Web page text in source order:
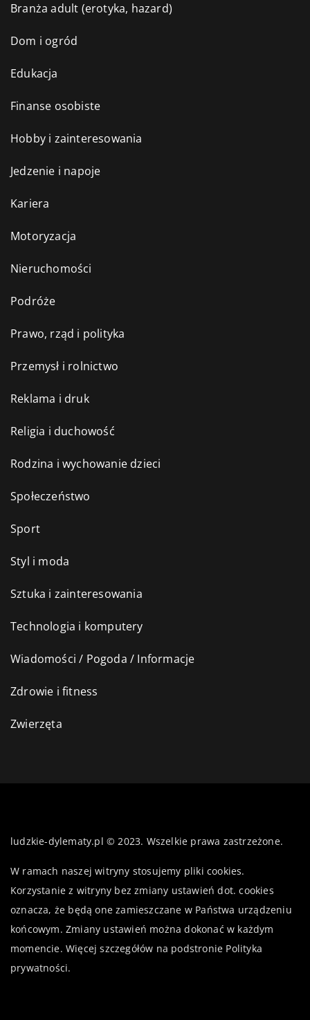
Branża adult (erotyka, hazard)
Dom i ogród
Edukacja
Finanse osobiste
Hobby i zainteresowania
Jedzenie i napoje
Kariera
Motoryzacja
Nieruchomości
Podróże
Prawo, rząd i polityka
Przemysł i rolnictwo
Reklama i druk
Religia i duchowość
Rodzina i wychowanie dzieci
Społeczeństwo
Sport
Styl i moda
Sztuka i zainteresowania
Technologia i komputery
Wiadomości / Pogoda / Informacje
Zdrowie i fitness
Zwierzęta
ludzkie-dylematy.pl © 2023. Wszelkie prawa zastrzeżone.
W ramach naszej witryny stosujemy pliki cookies.
Korzystanie z witryny bez zmiany ustawień dot. cookies
oznacza, że będą one zamieszczane w Państwa urządzeniu
końcowym. Zmiany ustawień można dokonać w każdym
momencie. Więcej szczegółów na podstronie Polityka
prywatności.